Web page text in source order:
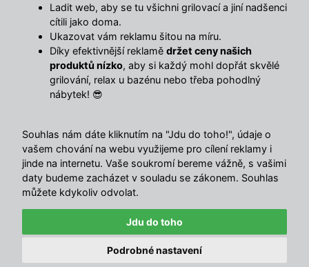
Ladit web, aby se tu všichni grilovací a jiní nadšenci
cítili jako doma.
Ukazovat vám reklamu šitou na míru.
Díky efektivnější reklamě držet ceny našich
produktů nízko, aby si každý mohl dopřát skvělé
grilování, relax u bazénu nebo třeba pohodlný
nábytek! 😎
Souhlas nám dáte kliknutím na "Jdu do toho!", údaje o
vašem chování na webu využijeme pro cílení reklamy i
jinde na internetu. Vaše soukromí bereme vážně, s vašimi
daty budeme zacházet v souladu se zákonem. Souhlas
můžete kdykoliv odvolat.
Jdu do toho
Podrobné nastavení
4.5/ 5
názory
© Avenberg.cz | Všechna
</MajorShop>
🔥 TOTÁLNÍ VÝPRODEJ SKLADU 🔥
Nabídka končí za:
03
DNY
15
HOD
30
MIN
Sleva 750 Kč nad 5 000 Kč
nebo 1 500 Kč nad 10 000 Kč